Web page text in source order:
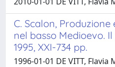
C. Scalon,
nel basso Medioevo.
1995, XXI-734 pp.
1996-01-01 DE VITT, Flavia